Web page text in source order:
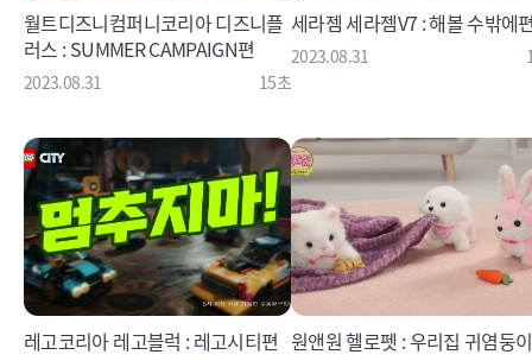
월트디즈니컴퍼니코리아 디즈니플
러스 : SUMMER CAMPAIGN편
2023.08.31 15초
세라젬 세라젬V7 : 해볼 수밖에
2023.08.31
레고코리아 레고블럭 : 레고시티편 원앤원 헬로펫 : 우리집 귀염둥